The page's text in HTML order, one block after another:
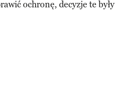
ochronę, decyzje te były